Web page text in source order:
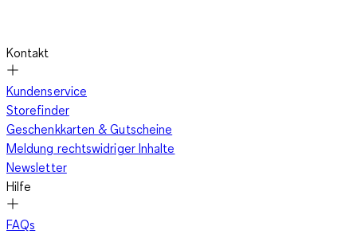
Kontakt
Kundenservice
Storefinder
Geschenkkarten & Gutscheine
Meldung rechtswidriger Inhalte
Newsletter
Hilfe
FAQs